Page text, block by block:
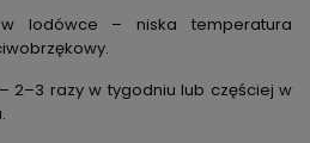
w lodówce – niska temperatura
2–3 razy w tygodniu lub częściej w